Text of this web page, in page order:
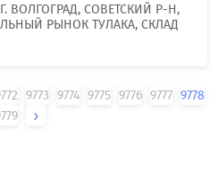
ВОЛГОГРАД, СОВЕТСКИЙ Р-Н,
РЫНОК ТУЛАКА, СКЛАД
9773 9774 9775 9776 9777 9778